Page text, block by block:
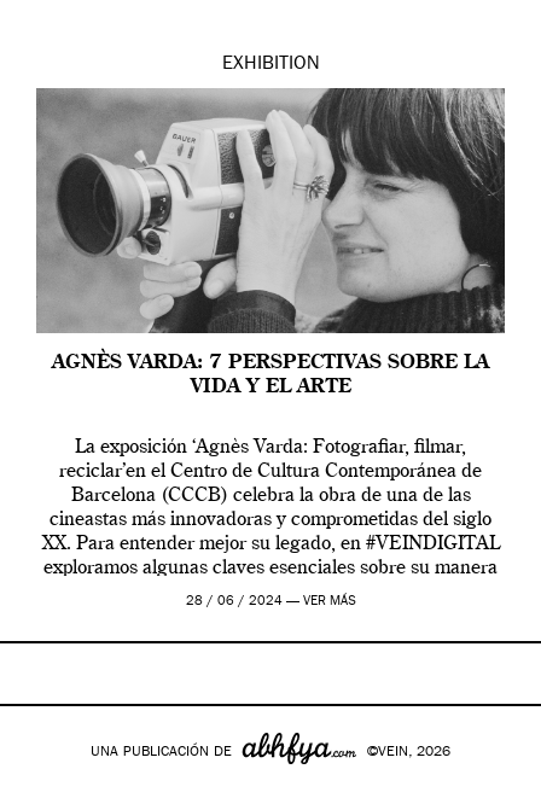
EXHIBITION
AGNÈS VARDA: 7 PERSPECTIVAS SOBRE LA
VIDA Y EL ARTE
La exposición ‘Agnès Varda: Fotografiar, filmar,
reciclar’en el Centro de Cultura Contemporánea de
Barcelona (CCCB) celebra la obra de una de las
cineastas más innovadoras y comprometidas del siglo
XX. Para entender mejor su legado, en #VEINDIGITAL
exploramos algunas claves esenciales sobre su manera
de entender la vida, el cine y el arte contemporáneo.
28 / 06 / 2024 — VER MÁS
UNA PUBLICACIÓN DE ©VEIN, 2026